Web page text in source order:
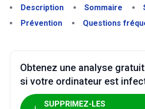
Description
Sommaire
Prévention
Questions
Obtenez une analyse
si votre ordinateur est
SUPPRIMEZ-LES